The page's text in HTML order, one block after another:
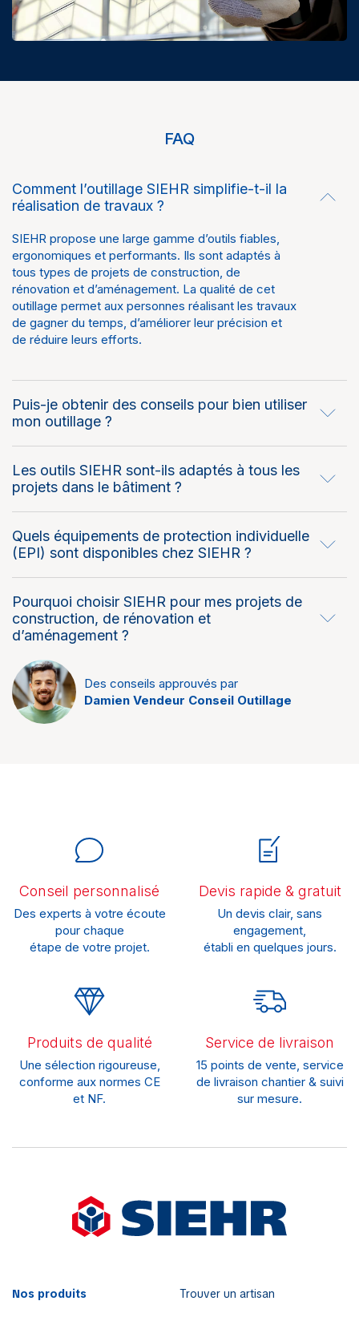
FAQ
Comment l’outillage SIEHR simplifie-t-il la
réalisation de travaux ?
SIEHR propose une large gamme d’outils fiables,
ergonomiques et performants. Ils sont adaptés à
tous types de projets de construction, de
rénovation et d’aménagement. La qualité de cet
outillage permet aux personnes réalisant les travaux
de gagner du temps, d’améliorer leur précision et
de réduire leurs efforts.
Puis-je obtenir des conseils pour bien utiliser
mon outillage ?
Les outils SIEHR sont-ils adaptés à tous les
projets dans le bâtiment ?
Quels équipements de protection individuelle
(EPI) sont disponibles chez SIEHR ?
Pourquoi choisir SIEHR pour mes projets de
construction, de rénovation et
d’aménagement ?
Des conseils approuvés par
Damien Vendeur Conseil Outillage
Conseil personnalisé
Des experts à votre écoute
pour chaque
étape de votre projet.
Devis rapide & gratuit
Un devis clair, sans
engagement,
établi en quelques jours.
Produits de qualité
Une sélection rigoureuse,
conforme aux normes CE
et NF.
Service de livraison
15 points de vente, service
de livraison chantier & suivi
sur mesure.
Nos produits Trouver un artisan